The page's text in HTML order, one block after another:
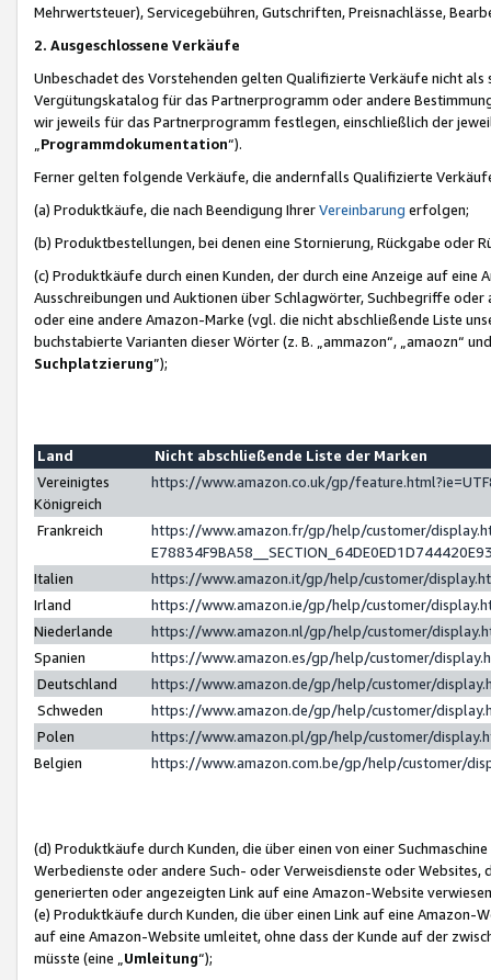
Mehrwertsteuer), Servicegebühren, Gutschriften, Preisnachlässe,
2. Ausgeschlossene Verkäufe
Unbeschadet des Vorstehenden gelten Qualifizierte Verkäufe nicht
Vergütungskatalog für das Partnerprogramm oder andere
wir jeweils für das Partnerprogramm festlegen, einschließlich der
Programmdokumentation“).
Ferner gelten folgende Verkäufe, die andernfalls Qualifizierte
(a) Produktkäufe, die nach Beendigung IhrerVereinbarung erfolgen;
(b) Produktbestellungen, bei denen eine Stornierung, Rückgabe oder
(c) Produktkäufe durch einen Kunden, der durch eine Anzeige auf
Ausschreibungen und Auktionen über Schlagwörter, Suchbegriffe
oder eine andere Amazon-Marke (vgl. die nicht abschließende Liste
buchstabierte Varianten dieser Wörter (z. B. „ammazon“, „amaozn“
Suchplatzierung”);
Land
Nicht abschließende Liste der Marken
Vereinigtes
Königreich
https://www.amazon.co.uk/gp/
Frankreich
https://www.amazon.fr/gp/help/customer/
Italien
https://www.amazon.it/gp/help/customer/
Irland
https://www.amazon.ie/gp/help/customer/
Niederlande
https://www.amazon.nl/gp/help/customer/
Spanien
https://www.amazon.es/gp/help/customer/
Deutschland
https://www.amazon.de/gp/help/customer/
Schweden
https://www.amazon.de/gp/help/customer/
Polen
https://www.amazon.pl/gp/help/customer/
Belgien
https://www.amazon.com.be/gp/help/customer/
(d) Produktkäufe durch Kunden, die über einen von einer
Werbedienste oder andere Such- oder Verweisdienste oder Websites,
generierten oder angezeigten Link auf eine Amazon-Website
(e) Produktkäufe durch Kunden, die über einen Link auf eine
auf eine Amazon-Website umleitet, ohne dass der Kunde auf der
müsste (eine „ Umleitung“);